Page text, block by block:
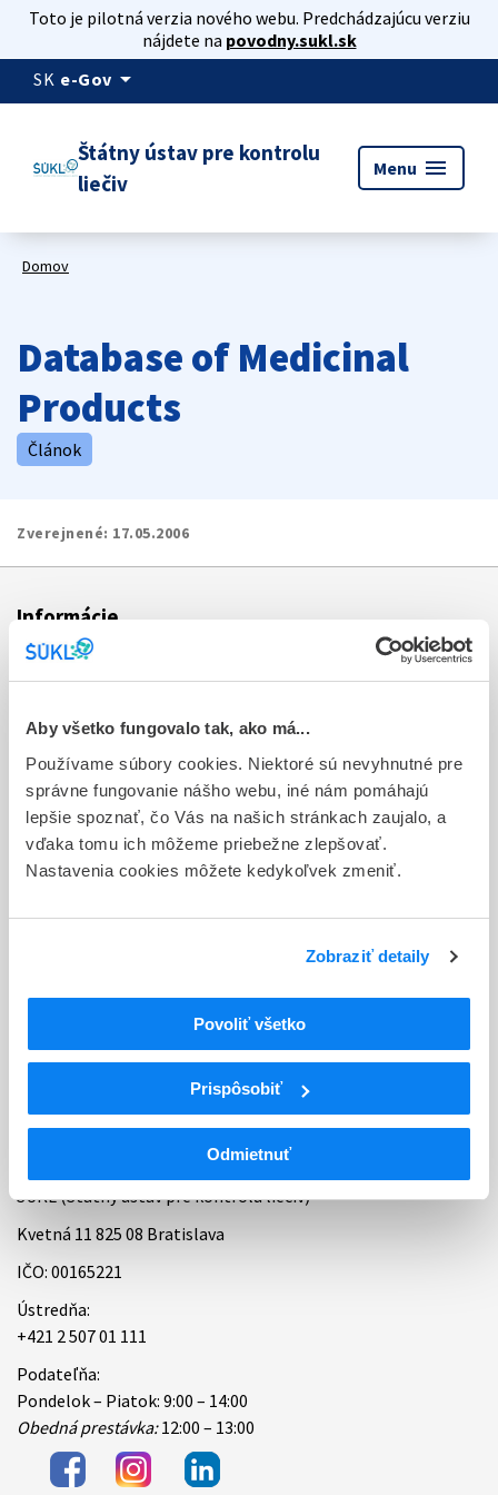
Aby všetko fungovalo tak, ako má...
Používame súbory cookies. Niektoré sú nevyhnutné pre
správne fungovanie nášho webu, iné nám pomáhajú
lepšie spoznať, čo Vás na našich stránkach zaujalo, a
vďaka tomu ich môžeme priebežne zlepšovať.
Nastavenia cookies môžete kedykoľvek zmeniť.
Zobraziť detaily
Povoliť všetko
Prispôsobiť
Odmietnuť
Toto je pilotná verzia nového webu. Predchádzajúcu verziu
nájdete na povodny.sukl.sk
SK e-Gov arrow_drop_down
Štátny ústav pre kontrolu
liečiv
Menu menu
Domov
Database of Medicinal
Products
Článok
Zverejnené: 17.05.2006
Informácie
Aktuality
Dotazník spokojnosti zákazníka
Sťažnosti a petície
Poskytovanie informácií
Ochrana osobných údajov
Úradné hodiny
Kontakt
ŠÚKL (Štátny ústav pre kontrolu liečiv)
Kvetná 11 825 08 Bratislava
IČO: 00165221
Ústredňa:
+421 2 507 01 111
Podateľňa:
Pondelok – Piatok: 9:00 – 14:00
Obedná prestávka:12:00 – 13:00